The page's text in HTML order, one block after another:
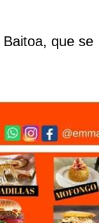
que se